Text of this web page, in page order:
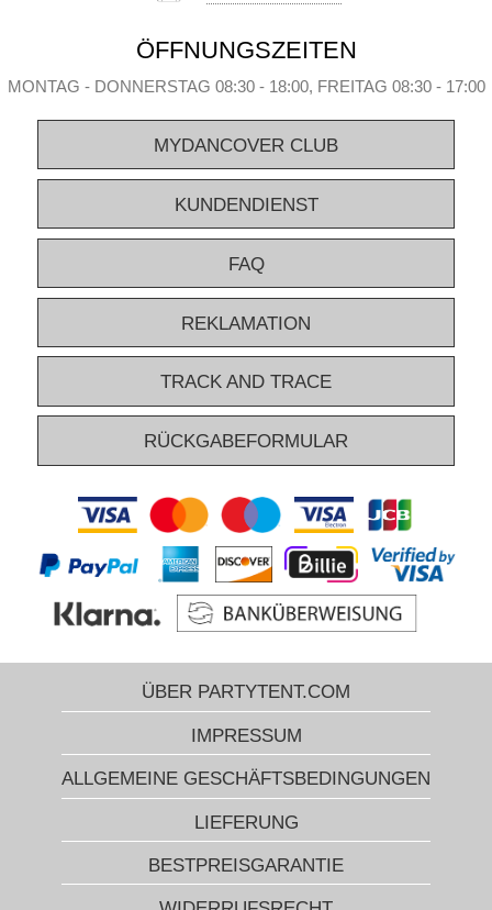
ÖFFNUNGSZEITEN
MONTAG - DONNERSTAG 08:30 - 18:00, FREITAG 08:30 - 17:00
MYDANCOVER CLUB
KUNDENDIENST
FAQ
REKLAMATION
TRACK AND TRACE
RÜCKGABEFORMULAR
ÜBER PARTYTENT.COM
IMPRESSUM
ALLGEMEINE GESCHÄFTSBEDINGUNGEN
LIEFERUNG
BESTPREISGARANTIE